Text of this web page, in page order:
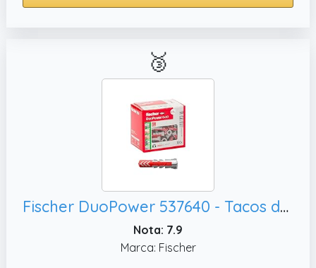
🥉
Fischer DuoPower 537640 - Tacos de 6 x 30 mm para pared completa, 100 unidades
Nota: 7.9
Marca: Fischer